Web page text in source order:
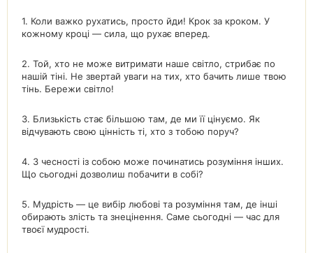
1. Коли важко рухатись, просто йди! Крок за кроком. У
кожному кроці — сила, що рухає вперед.
2. Той, хто не може витримати наше світло, стрибає по
нашій тіні. Не звертай уваги на тих, хто бачить лише твою
тінь. Бережи світло!
3. Близькість стає більшою там, де ми її цінуємо. Як
відчувають свою цінність ті, хто з тобою поруч?
4. З чесності із собою може починатись розуміння інших.
Що сьогодні дозволиш побачити в собі?
5. Мудрість — це вибір любові та розуміння там, де інші
обирають злість та знецінення. Саме сьогодні — час для
твоєї мудрості.